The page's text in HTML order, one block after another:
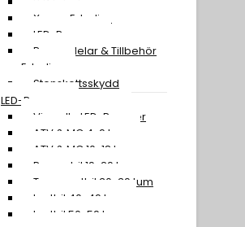
Xenon Extraljus
LED-Ramper
Reservdelar & Tillbehör
Extraljus
Stenskottsskydd
LED-Ramper
Visa alla LED-Ramper
ATV & MC 4-9 tum
ATV & MC 10-18 tum
Personbil 19-29 tum
Transportbil 30-39 tum
Lastbil 40-49 tum
Lastbil 50-59 tum